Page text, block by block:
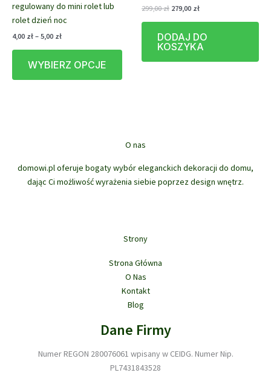
regulowany do mini rolet lub
rolet dzień noc
4,00 zł – 5,00 złZakres
4,00 zł
WYBIERZ OPCJE
Ten
produkt
ma
wybrać
na
stronie
299,00zł Pierwotna
299,00 zł.
279,00 złAktualna
279,00 zł.
DODAJ DO
KOSZYKA
O nas
domowi.pl oferuje bogaty wybór eleganckich dekoracji do domu,
dając Ci możliwość wyrażenia siebie poprzez design wnętrz.
Strony
Strona Główna
O Nas
Kontakt
Blog
Dane Firmy
Numer REGON 280076061 wpisany w CEIDG. Numer Nip.
PL7431843528